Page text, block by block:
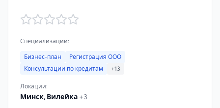
Специализации:
Бизнес-план
Регистрация ООО
Консультации по кредитам
+13
Локации:
Минск, Вилейка +3